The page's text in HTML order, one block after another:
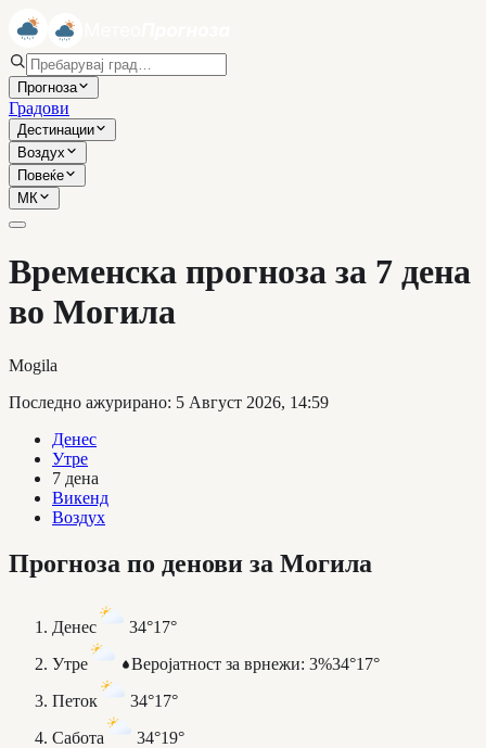
Прогноза
Градови
Дестинации
Воздух
Повеќе
МК
Временска прогноза за 7 дена
во Могила
Mogila
Последно ажурирано: 5 Август 2026, 14:59
Денес
Утре
7 дена
Викенд
Воздух
Прогноза по денови за Могила
Денес 34°17°
Утре
Веројатност за врнежи: 3%34°17°
Петок
34°17°
Сабота
34°19°